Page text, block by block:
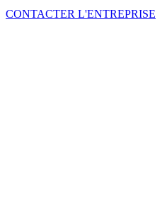
CONTACTER L'ENTREPRISE